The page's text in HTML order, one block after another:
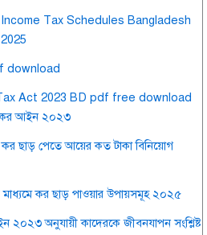
Income Tax Schedules Bangladesh
2025
download
Act 2023 BD pdf free download
আইন ২০২৩
ছাড় পেতে আয়ের কত টাকা বিনিয়োগ
মাধ্যমে কর ছাড় পাওয়ার উপায়সমূহ ২০২৫
অনুযায়ী কাদেরকে জীবনযাপন সংশ্লিষ্ট